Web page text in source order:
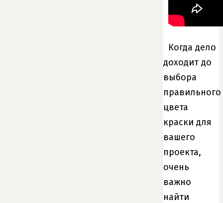
Когда дело
доходит до
выбора
правильного
цвета
краски для
вашего
проекта,
очень
важно
найти